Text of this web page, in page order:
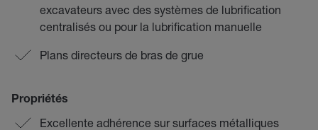
excavateurs avec des systèmes de lubrification
centralisés ou pour la lubrification manuelle
Plans directeurs de bras de grue
Propriétés
Excellente adhérence sur surfaces métalliques